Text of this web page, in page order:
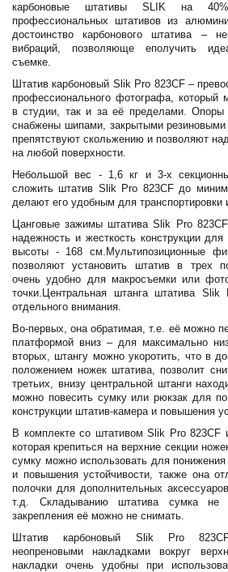
карбоновые штативы SLIK на
профессиональных штативов из
достоинство карбонового штатива –
вибраций, позволяюще еполучить
съемке.
Штатив карбоновый Slik Pro 823CF –
профессионального фотографа, который
в студии, так и за её пределами.
снабжены шипами, закрытыми резиновыми
препятствуют скольжению и позволяют
на любой поверхности.
Небольшой вес - 1,6 кг и 3-х
сложить штатив Slik Pro 823CF до
делают его удобным для транспортировки
Цанговые зажимы штатива Slik Pro
надежность и жесткость конструкции
высоты - 168 см.Мультипозиционные
позволяют установить штатив в трех
очень удобно для макросъемки или
точки.Центральная штанга штатива Slik
отдельного внимания.
Во-первых, она обратимая, т.е. её можно
платформой вниз – для максимально
вторых, штангу можно укоротить, что в
положением ножек штатива, позволит
третьих, внизу центральной штанги
можно повесить сумку или рюкзак для
конструкции штатив-камера и повышения
В комплекте со штативом Slik Pro 823CF
которая крепиться на верхние секции
сумку можно использовать для
и повышения устойчивости, также она
полочки для дополнительных
т.д. Складыванию штатива сумка не
закрепления её можно не снимать.
Штатив карбоновый Slik Pro
неопреновыми накладками вокруг
накладки очень удобны при